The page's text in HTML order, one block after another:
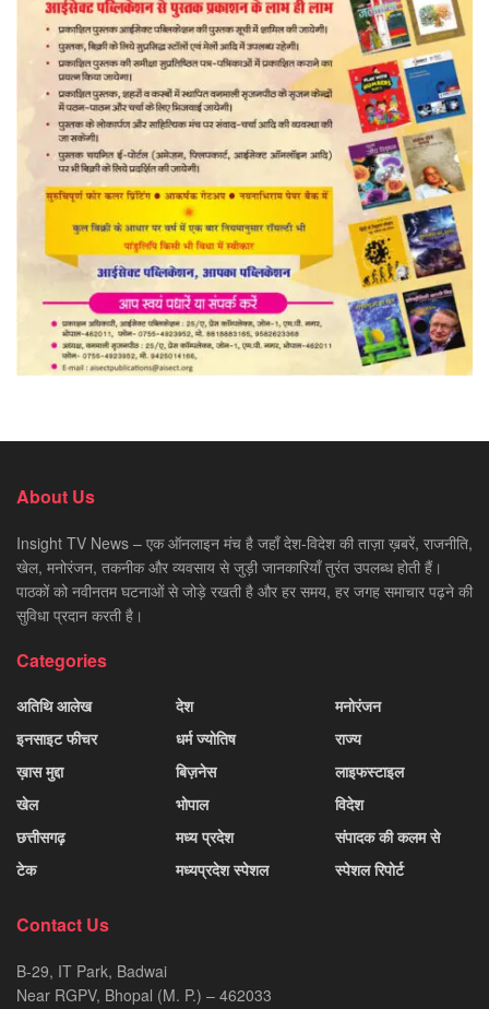
About Us
Insight TV News – एक ऑनलाइन मंच है जहाँ देश-विदेश की ताज़ा ख़बरें, राजनीति,
खेल, मनोरंजन, तकनीक और व्यवसाय से जुड़ी जानकारियाँ तुरंत उपलब्ध होती हैं।
पाठकों को नवीनतम घटनाओं से जोड़े रखती है और हर समय, हर जगह समाचार पढ़ने की
सुविधा प्रदान करती है।
Categories
अतिथि आलेख
इनसाइट फीचर
ख़ास मुद्दा
खेल
छत्तीसगढ़
टेक
देश
धर्म ज्योतिष
बिज़नेस
भोपाल
मध्य प्रदेश
मध्यप्रदेश स्पेशल
मनोरंजन
राज्य
लाइफस्टाइल
विदेश
संपादक की कलम से
स्पेशल रिपोर्ट
Contact Us
B-29, IT Park, Badwai
Near RGPV, Bhopal (M. P.) – 462033